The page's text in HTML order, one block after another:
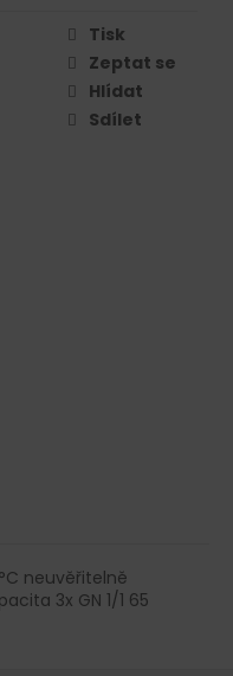
Tisk
Zeptat se
Hlídat
Sdílet
neuvěřitelně
3x GN 1/1 65